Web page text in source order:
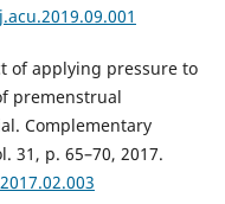
of applying pressure to
premenstrual
Complementary
31, p. 65–70, 2017.